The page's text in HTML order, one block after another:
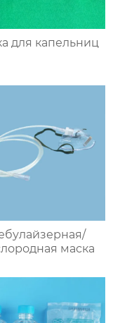
для капельниц
маска